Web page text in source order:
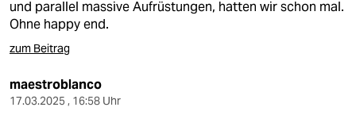
und parallel massive Aufrüstungen, hatten wir schon mal.
Ohne happy end.
zum Beitrag
maestroblanco
17.03.2025 , 16:58 Uhr